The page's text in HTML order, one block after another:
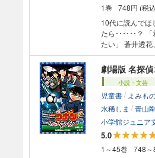
1巻
748円 (税
10代に読んでほしいラブスト
たら･･････？ 「君が私のことを忘れても、･･････君ことをずっと好きでい
たい」 蒼井透花、14歳。美術部員。 地味めな女子中学生。 家庭でも学校
でも居場所がな
不思議なイケメ
心はだんだんと
「透明な存在」
日話すうち、透
事件が起こり――･･････。 すべての10代に
ラブストーリー。 ※対象年齢：高学年から ※この作品はカラーが
劇場版 名探
小説・文芸
児童書/ よみも
水稀しま /青山
小学館ジュニア
5.0
1～45巻
748～